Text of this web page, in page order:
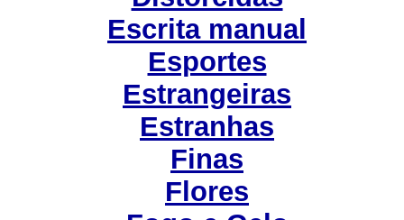
Escrita manual
Esportes
Estrangeiras
Estranhas
Finas
Flores